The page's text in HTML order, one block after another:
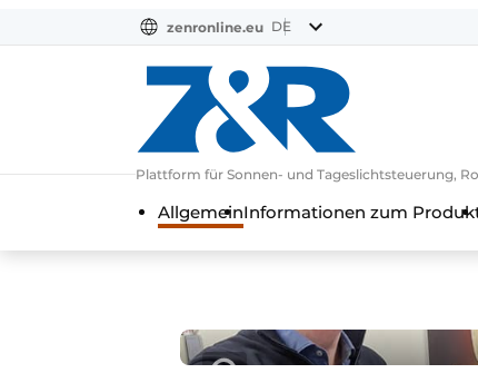
zenronline.eu DE
Plattform für Sonnen- und Tageslichtsteuerung,
AllgemeinInformationen zum